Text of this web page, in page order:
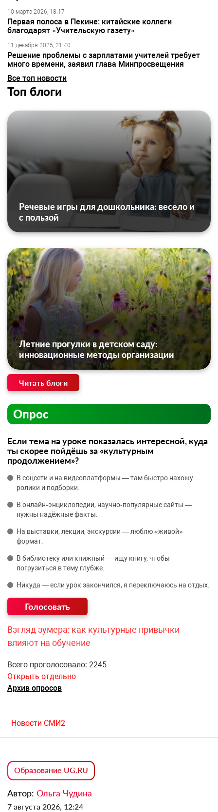
10 марта 2026, 18:17
Первая полоса в Пекине: китайские коллеги
благодарят «Учительскую газету»
11 декабря 2025, 21:40
Решение проблемы с зарплатами учителей требует
много времени, заявил глава Минпросвещения
Все топ новости
Топ блоги
Речевые игры для дошкольника: весело и
с пользой
Летние прогулки в детском саду:
инновационные методы организации
Читать блоги
Опрос
Если тема на уроке показалась интересной, куда
ты скорее пойдёшь за «культурным
продолжением»?
В соцсети и на видеоплатформы — там быстро нахожу
ролики и подборки.
В онлайн‑энциклопедии, научно‑популярные сайты —
нужны надёжные факты.
На выставки, лекции, экскурсии — люблю «живой»
формат.
В библиотеку или книжный — ищу книгу, чтобы
погрузиться в тему глубже.
Никуда — если урок закончился, я переключаюсь на отдых.
Взгляд зумера: как культурные привычки
влияют на обучение
Всего проголосовало: 2245
Открыть отдельно
Архив опросов
Новости СМИ2
Образование UG.RU
Автор: Ольга Чудина
7 августа 2026, 12:24